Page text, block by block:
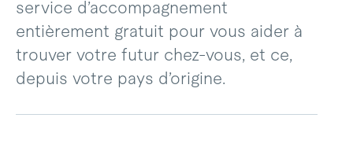
service d’accompagnement
entièrement gratuit pour vous aider à
trouver votre futur chez-vous, et ce,
depuis votre pays d’origine.